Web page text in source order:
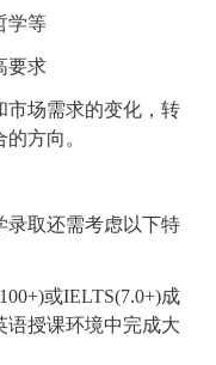
学等
要求
场需求的变化，转
方向。
取还需考虑以下特
或IELTS(7.0+)成
语授课环境中完成大